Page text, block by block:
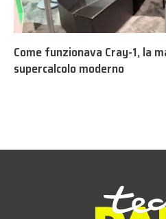
Come funzionava Cray-1, la
supercalcolo moderno